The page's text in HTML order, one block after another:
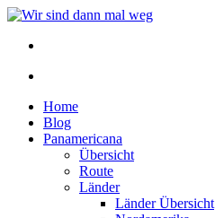
Home
Blog
Panamericana
Übersicht
Route
Länder
Länder Übersicht